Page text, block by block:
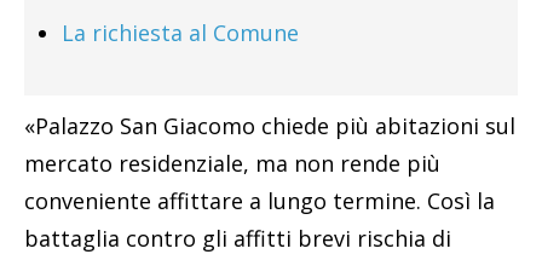
La richiesta al Comune
«Palazzo San Giacomo chiede più abitazioni sul
mercato residenziale, ma non rende più
conveniente affittare a lungo termine. Così la
battaglia contro gli affitti brevi rischia di